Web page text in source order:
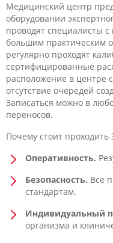
Медицинский центр
оборудовании
проводят специалисты
большим практическим
регулярно проходят
сертифицированные
расположение в центре
отсутствие очередей
Записаться можно в
переносов.
Почему стоит
Оперативность.
Безопасность. Все
стандартам.
Индивидуальный
организма и